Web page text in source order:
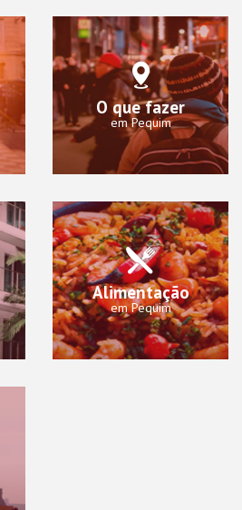
O que fazer
em Pequim
Alimentação
em Pequim